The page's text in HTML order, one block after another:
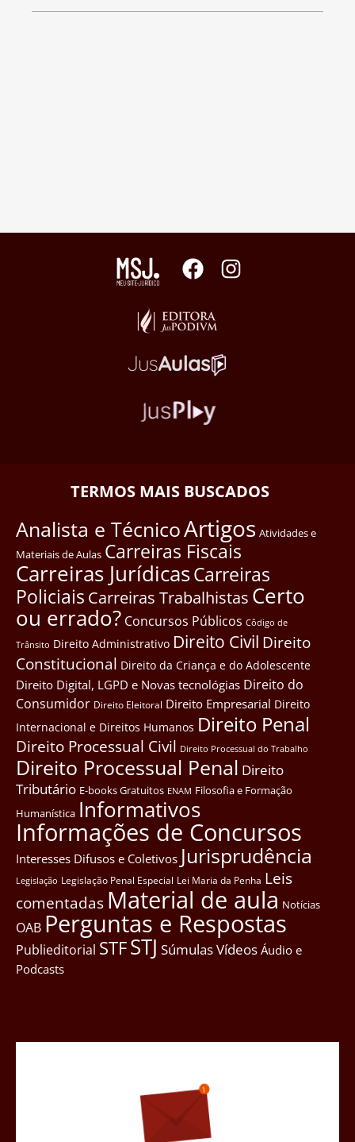
TERMOS MAIS BUSCADOS
Analista e TécnicoArtigos Atividades e
Materiais de Aulas Carreiras Fiscais
Carreiras JurídicasCarreiras
Policiais Carreiras Trabalhistas Certo
ou errado? Concursos Públicos Côdigo de
Trânsito Direito Administrativo Direito Civil Direito
Constitucional Direito da Criança e do Adolescente
Direito Digital, LGPD e Novas tecnológias Direito do
Consumidor Direito Eleitoral Direito Empresarial Direito
Internacional e Direitos Humanos Direito Penal
Direito Processual Civil Direito Processual do Trabalho
Direito Processual Penal Direito
Tributário E-books Gratuitos ENAM Filosofia e Formação
Humanística Informativos
Informações de Concursos
Interesses Difusos e Coletivos Jurisprudência
Legislação Legislação Penal Especial Lei Maria da Penha Leis
comentadas Material de aula Notícias
OAB Perguntas e Respostas
Publieditorial STFSTJ SúmulasVídeos Áudio e
Podcasts